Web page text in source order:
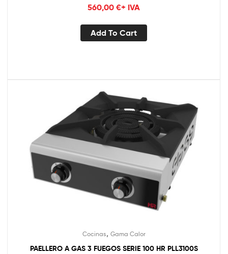
560,00 €+ IVA
Add To Cart
Cocinas, Gama Calor
PAELLERO A GAS 3 FUEGOS SERIE 100 HR PLL3100S